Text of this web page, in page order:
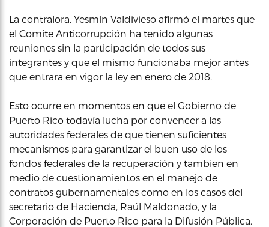
La contralora, Yesmín Valdivieso afirmó el martes que
el Comite Anticorrupción ha tenido algunas
reuniones sin la participación de todos sus
integrantes y que el mismo funcionaba mejor antes
que entrara en vigor la ley en enero de 2018.
Esto ocurre en momentos en que el Gobierno de
Puerto Rico todavía lucha por convencer a las
autoridades federales de que tienen suficientes
mecanismos para garantizar el buen uso de los
fondos federales de la recuperación y tambien en
medio de cuestionamientos en el manejo de
contratos gubernamentales como en los casos del
secretario de Hacienda, Raúl Maldonado, y la
Corporación de Puerto Rico para la Difusión Pública.